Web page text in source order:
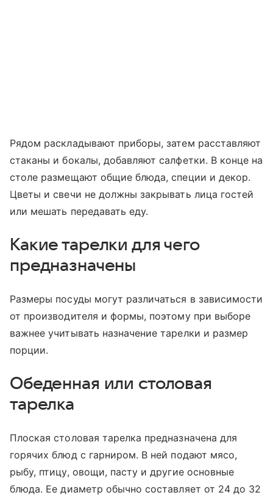
Рядом раскладывают приборы, затем расставляют
стаканы и бокалы, добавляют салфетки. В конце на
столе размещают общие блюда, специи и декор.
Цветы и свечи не должны закрывать лица гостей
или мешать передавать еду.
Какие тарелки для чего
предназначены
Размеры посуды могут различаться в зависимости
от производителя и формы, поэтому при выборе
важнее учитывать назначение тарелки и размер
порции.
Обеденная или столовая
тарелка
Плоская столовая тарелка предназначена для
горячих блюд с гарниром. В ней подают мясо,
рыбу, птицу, овощи, пасту и другие основные
блюда. Ее диаметр обычно составляет от 24 до 32